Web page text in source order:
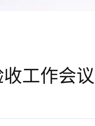
工作会议